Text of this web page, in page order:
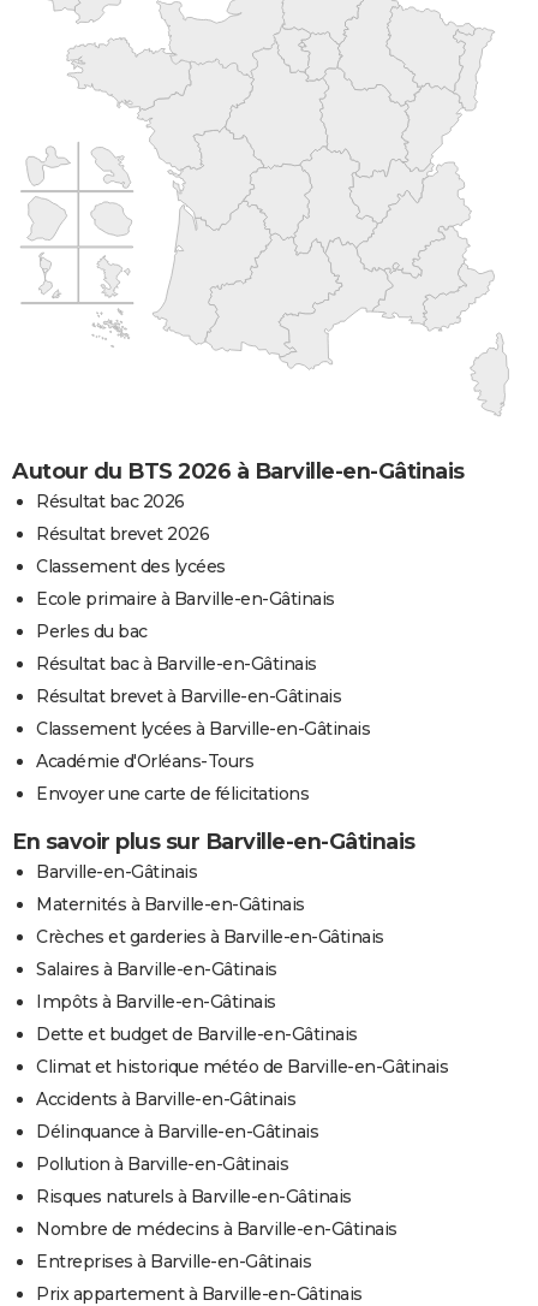
Autour du BTS 2026 à Barville-en-Gâtinais
Résultat bac 2026
Résultat brevet 2026
Classement des lycées
Ecole primaire à Barville-en-Gâtinais
Perles du bac
Résultat bac à Barville-en-Gâtinais
Résultat brevet à Barville-en-Gâtinais
Classement lycées à Barville-en-Gâtinais
Académie d'Orléans-Tours
Envoyer une carte de félicitations
En savoir plus sur Barville-en-Gâtinais
Barville-en-Gâtinais
Maternités à Barville-en-Gâtinais
Crèches et garderies à Barville-en-Gâtinais
Salaires à Barville-en-Gâtinais
Impôts à Barville-en-Gâtinais
Dette et budget de Barville-en-Gâtinais
Climat et historique météo de Barville-en-Gâtinais
Accidents à Barville-en-Gâtinais
Délinquance à Barville-en-Gâtinais
Pollution à Barville-en-Gâtinais
Risques naturels à Barville-en-Gâtinais
Nombre de médecins à Barville-en-Gâtinais
Entreprises à Barville-en-Gâtinais
Prix appartement à Barville-en-Gâtinais